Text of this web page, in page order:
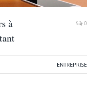
à
0
ENTREPRISE